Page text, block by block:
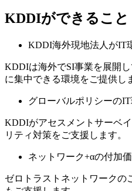
KDDIができること
KDDI海外現地法人がIT
KDDIは海外でSI事業を展開
に集中できる環境をご提供し
グローバルポリシーの
KDDIがアセスメントサーベ
リティ対策をご支援します。
ネットワーク+αの付加
ゼロトラストネットワークの